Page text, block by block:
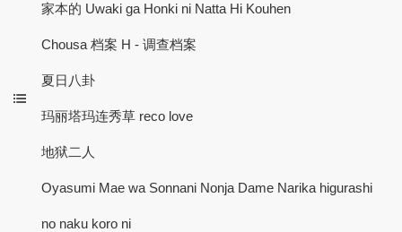
家本的 Uwaki ga Honki ni Natta Hi Kouhen
Chousa 档案 H - 调查档案
夏日八卦
玛丽塔玛连秀草 reco love
地狱二人
Oyasumi Mae wa Sonnani Nonja Dame Narika higurashi
no naku koro ni